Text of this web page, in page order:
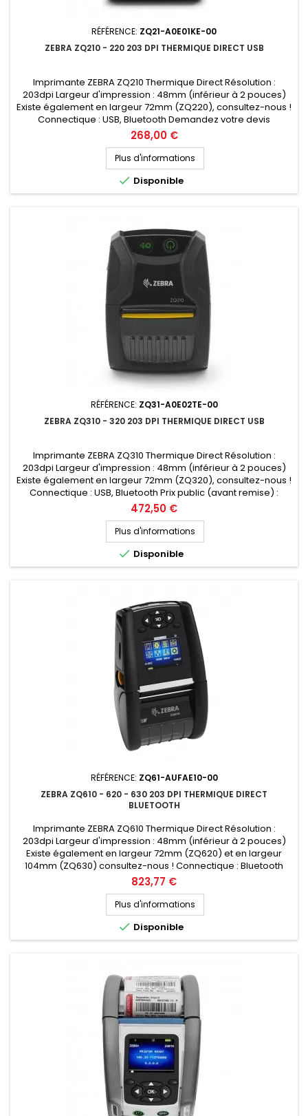
RÉFÉRENCE: ZQ21-A0E01KE-00
ZEBRA ZQ210 - 220 203 DPI THERMIQUE DIRECT USB
Imprimante ZEBRA ZQ210 Thermique Direct Résolution :
203dpi Largeur d'impression : 48mm (inférieur à 2 pouces)
Existe également en largeur 72mm (ZQ220), consultez-nous !
Connectique : USB, Bluetooth Demandez votre devis
personnalisé
Prix
268,00 €
Plus d'informations
 Disponible
RÉFÉRENCE: ZQ31-A0E02TE-00
ZEBRA ZQ310 - 320 203 DPI THERMIQUE DIRECT USB
Imprimante ZEBRA ZQ310 Thermique Direct Résolution :
203dpi Largeur d'impression : 48mm (inférieur à 2 pouces)
Existe également en largeur 72mm (ZQ320), consultez-nous !
Connectique : USB, Bluetooth Prix public (avant remise) :
472.50€ HT Demandez votre devis personnalisé
Prix
472,50 €
Plus d'informations
 Disponible
RÉFÉRENCE: ZQ61-AUFAE10-00
ZEBRA ZQ610 - 620 - 630 203 DPI THERMIQUE DIRECT
BLUETOOTH
Imprimante ZEBRA ZQ610 Thermique Direct Résolution :
203dpi Largeur d'impression : 48mm (inférieur à 2 pouces)
Existe également en largeur 72mm (ZQ620) et en largeur
104mm (ZQ630) consultez-nous ! Connectique : Bluetooth
Prix public (avant remise) : 823.77€ HT Demandez votre devis
personnalisé
Prix
823,77 €
Plus d'informations
 Disponible